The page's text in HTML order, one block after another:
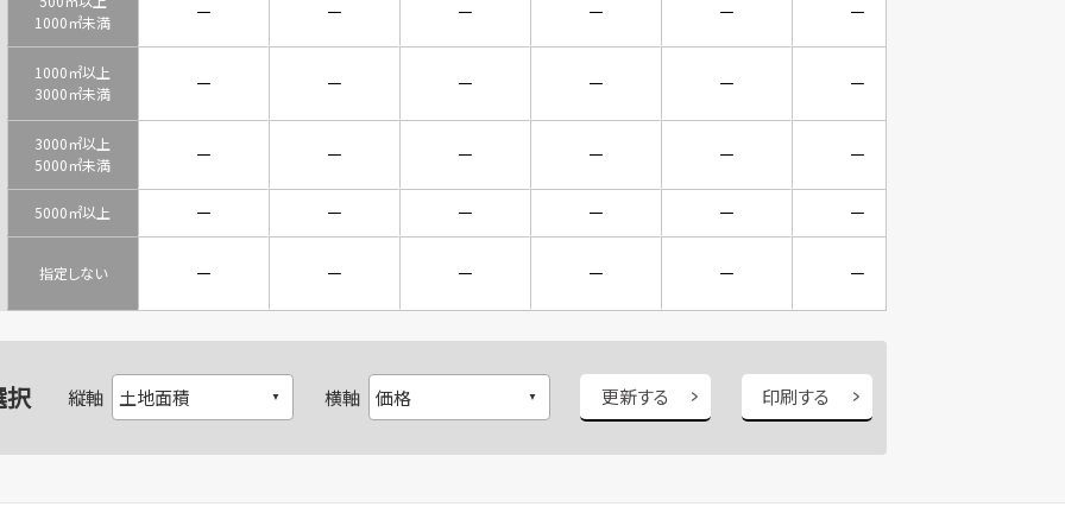
1000㎡未満
－ － － － － －
1000㎡以上
3000㎡未満
－ － － － － －
3000㎡以上
5000㎡未満
－ － － － － －
5000㎡以上 － － － － － －
指定しない － － － － － －
択 縦軸 横軸 更新する 印刷する